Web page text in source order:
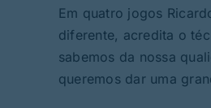
Em quatro jogos
diferente, acredita o
sabemos da nossa
queremos dar uma